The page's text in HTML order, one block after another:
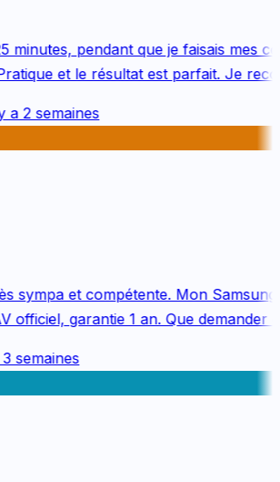
pendant que je faisais mes
et le résultat est parfait. Je
2 semaines
sympa et compétente. Mon Samsung
garantie 1 an. Que demander
semaines